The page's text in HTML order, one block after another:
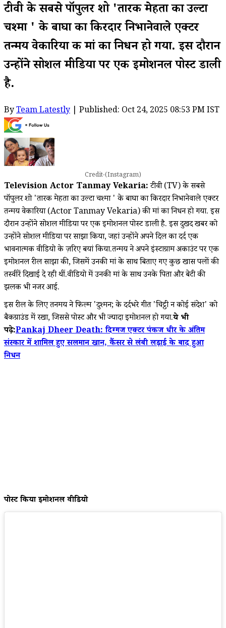
टीवी के सबसे पॉपुलर शो 'तारक मेहता का उल्टा
चश्मा ' के बाघा का किरदार निभानेवाले एक्टर
तन्मय वेकारिया की मां का निधन हो गया. इस दौरान
उन्होंने सोशल मीडिया पर एक इमोशनल पोस्ट डाली
है.
ByTeam Latestly | Published: Oct 24, 2025 08:53 PM IST
Credit-(Instagram)
Television Actor Tanmay Vekaria:टीवी (TV) के सबसे
पॉपुलर शो 'तारक मेहता का उल्टा चश्मा ' के बाघा का किरदार निभानेवाले एक्टर
तन्मय वेकारिया (Actor Tanmay Vekaria) की मां का निधन हो गया. इस
दौरान उन्होंने सोशल मीडिया पर एक इमोशनल पोस्ट डाली है. इस दुखद खबर को
उन्होंने सोशल मीडिया पर साझा किया, जहां उन्होंने अपने दिल का दर्द एक
भावनात्मक वीडियो के ज़रिए बयां किया.तन्मय ने अपने इंस्टाग्राम अकाउंट पर एक
इमोशनल रील साझा की, जिसमें उनकी मां के साथ बिताए गए कुछ खास पलों की
तस्वीरें दिखाई दे रही थीं.वीडियो में उनकी मां के साथ उनके पिता और बेटी की
झलक भी नजर आई.
इस रील के लिए तनमय ने फिल्म 'दुश्मन; के दर्दभरे गीत 'चिट्ठी न कोई संदेश' को
बैकग्राउंड में रखा, जिससे पोस्ट और भी ज्यादा इमोशनल हो गया.ये भी
पढ़े:Pankaj Dheer Death: दिग्गज एक्टर पंकज धीर के अंतिम
संस्कार में शामिल हुए सलमान खान, कैंसर से लंबी लड़ाई के बाद हुआ
निधन
पोस्ट किया इमोशनल वीडियो